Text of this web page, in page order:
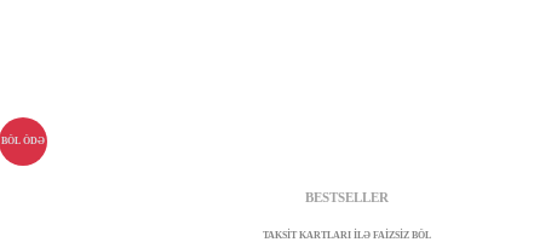
BÖL ÖDƏ
TAKSİT KARTLARI İLƏ FAİZSİZ BÖL
BESTSELLER